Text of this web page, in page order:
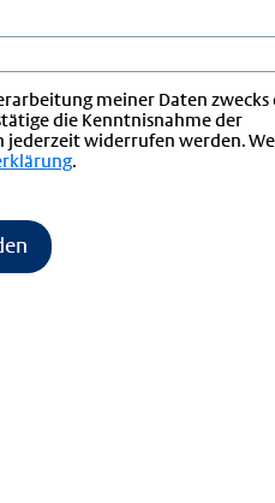
meiner Daten zwecks
die Kenntnisnahme der
jederzeit widerrufen werden.
.